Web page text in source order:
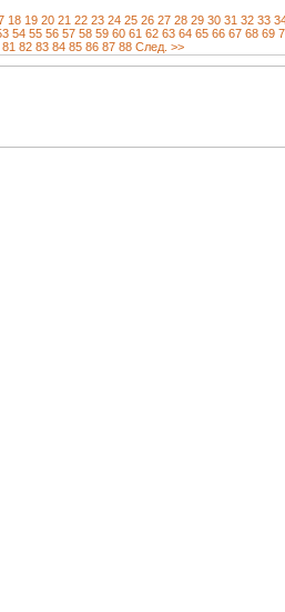
18 19 20 21 22 23 24 25 26 27 28 29 30 31 32 33
54 55 56 57 58 59 60 61 62 63 64 65 66 67 68 69
81 82 83 84 85 86 87 88 След. >>